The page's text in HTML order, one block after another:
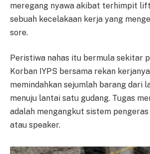
meregang nyawa akibat terhimpit
sebuah kecelakaan kerja yang
sore.
Peristiwa nahas itu bermula sekitar
Korban IYPS bersama rekan
memindahkan sejumlah barang dari
menuju lantai satu gudang. Tugas
adalah mengangkut sistem
atau speaker.